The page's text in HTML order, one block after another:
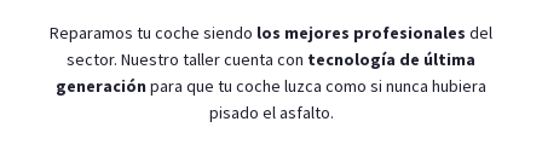
Reparamos tu coche siendo los mejores profesionales del
sector. Nuestro taller cuenta con tecnología de última
generación para que tu coche luzca como si nunca hubiera
pisado el asfalto.